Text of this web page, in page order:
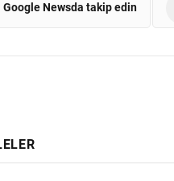
Google Newsda takip edin